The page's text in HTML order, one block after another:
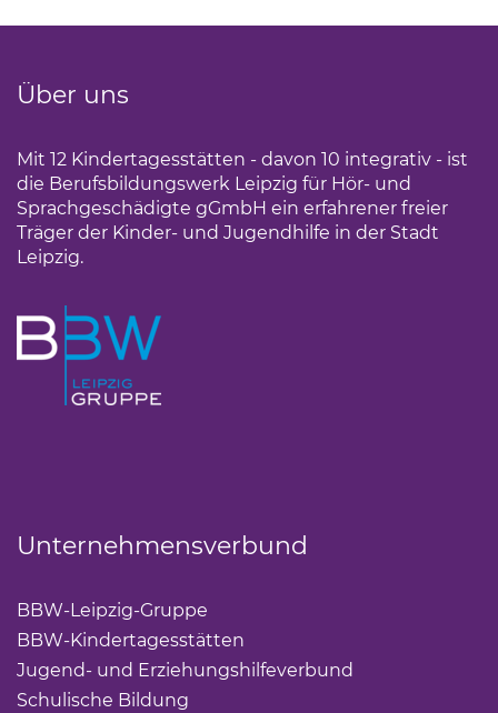
Über uns
Mit 12 Kindertagesstätten - davon 10 integrativ - ist
die Berufsbildungswerk Leipzig für Hör- und
Sprachgeschädigte gGmbH ein erfahrener freier
Träger der Kinder- und Jugendhilfe in der Stadt
Leipzig.
Unternehmensverbund
BBW-Leipzig-Gruppe
BBW-Kindertagesstätten
Jugend- und Erziehungshilfeverbund
Schulische Bildung